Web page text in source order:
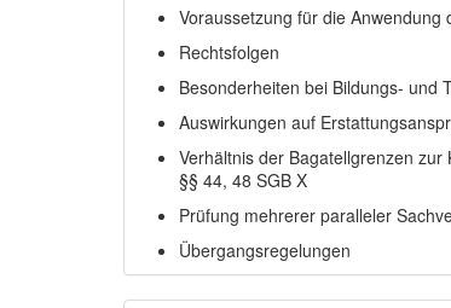
Voraussetzung für die Anwendung
Rechtsfolgen
Besonderheiten bei Bildungs- und
Auswirkungen auf
Verhältnis der Bagatellgrenzen
§§ 44, 48 SGB X
Prüfung mehrerer paralleler
Übergangsregelungen